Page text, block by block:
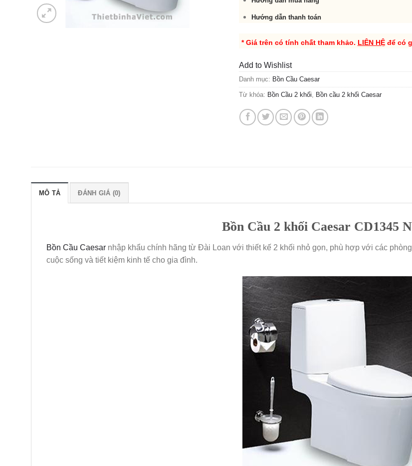
Hướng dẫn thanh toán
* Giá trên có tính chất tham khảo. LIÊN HỆđể có
Add to Wishlist
Danh mục: Bồn Cầu Caesar
Từ khóa: Bồn Cầu 2 khối Bồn cầu 2 khối Caesar
MÔ TẢ ĐÁNH GIÁ (0)
Bồn Cầu 2 khối Caesar CD1345
Bồn Cầu Caesar nhập khẩu chính hãng từ Đài Loan với thiết kế 2 khối nhỏ gọn, phù hợp với các
cuộc sống và tiết kiệm kinh tế cho gia đình.